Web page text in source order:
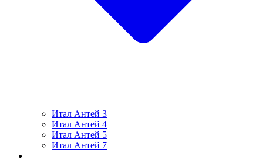
Итал Антей 3
Итал Антей 4
Итал Антей 5
Итал Антей 7